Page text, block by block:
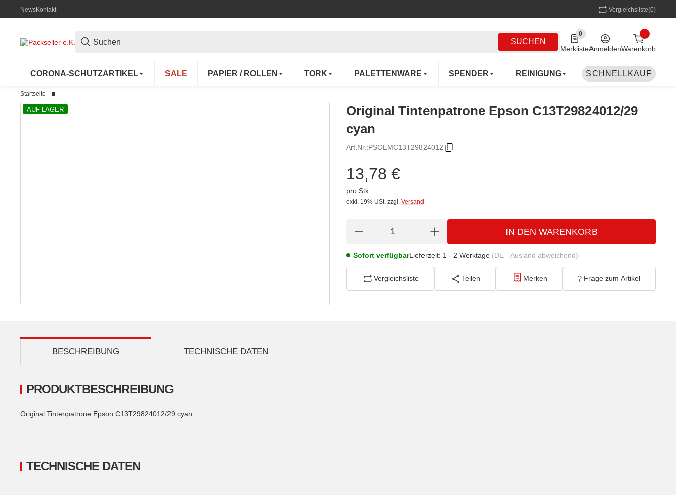
NewsKontakt Vergleichsliste(0)
SUCHEN
0
0 Produkte in der Liste
MerklisteAnmeldenWarenkorb
CORONA-SCHUTZARTIKEL SALE PAPIER / ROLLEN TORK PALETTENWARE SPENDER REINIGUNG MEHRWEG
SCHNELLKAUF
Startseite
AUF LAGER
Original Tintenpatrone Epson C13T29824012/29
cyan
Art.Nr.:PSOEMC13T29824012
13,78 €
pro Stk
exkl. 19% USt. zzgl. Versand
IN DEN WARENKORB
Sofort verfügbarLieferzeit: 1 - 2 Werktage (DE - Ausland abweichend)
Vergleichsliste Teilen Merken Frage zum Artikel
TECHNISCHE DATEN
BESCHREIBUNG
TECHNISCHE DATEN
PRODUKTBESCHREIBUNG
Original Tintenpatrone Epson C13T29824012/29 cyan